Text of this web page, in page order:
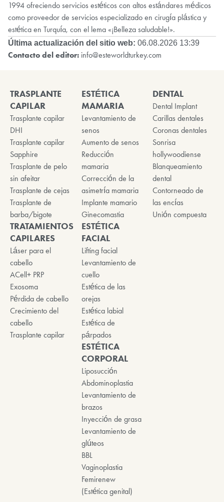
1994 ofreciendo servicios estéticos con altos estándares médicos
como proveedor de servicios especializado en cirugía plástica y
estética en Turquía, con el lema «¡Belleza saludable!».
Última actualización del sitio web: 06.08.2026 13:39
Contacto del editor: info@esteworldturkey.com
TRASPLANTE
CAPILAR
Trasplante capilar
DHI
Trasplante capilar
Sapphire
Trasplante de pelo
sin afeitar
Trasplante de cejas
Trasplante de
barba/bigote
TRATAMIENTOS
CAPILARES
Láser para el
cabello
ACell+ PRP
Exosoma
Pérdida de cabello
Crecimiento del
cabello
Trasplante capilar
ESTÉTICA
MAMARIA
Levantamiento de
senos
Aumento de senos
Reducción
mamaria
Corrección de la
asimetría mamaria
Implante mamario
Ginecomastia
ESTÉTICA
FACIAL
Lifting facial
Levantamiento de
cuello
Estética de las
orejas
Estética labial
Estética de
párpados
ESTÉTICA
CORPORAL
Liposucción
Abdominoplastia
Levantamiento de
brazos
Inyección de grasa
Levantamiento de
glúteos
BBL
Vaginoplastia
Femirenew
(Estética genital)
DENTAL
Dental Implant
Carillas dentales
Coronas dentales
Sonrisa
hollywoodiense
Blanqueamiento
dental
Contorneado de
las encías
Unión compuesta